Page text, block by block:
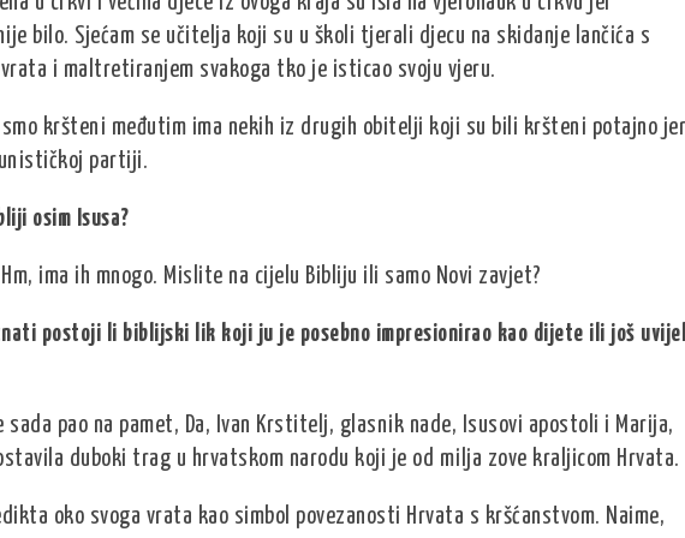
bilo. Sjećam se učitelja koji su u školi tjerali djecu na skidanje lančića s
i maltretiranjem svakoga tko je isticao svoju vjeru.
kršteni međutim ima nekih iz drugih obitelji koji su bili kršteni potajno jer
partiji.
osim Isusa?
ima ih mnogo. Mislite na cijelu Bibliju ili samo Novi zavjet?
postoji li biblijski lik koji ju je posebno impresionirao kao dijete ili još
sada pao na pamet, Da, Ivan Krstitelj, glasnik nade, Isusovi apostoli i Marija,
duboki trag u hrvatskom narodu koji je od milja zove kraljicom Hrvata.
oko svoga vrata kao simbol povezanosti Hrvata s kršćanstvom. Naime,